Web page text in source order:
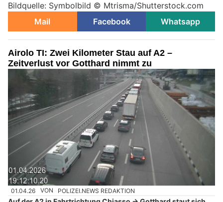
Bildquelle: Symbolbild © Mtrisma/Shutterstock.com
Mail
Facebook Whatsapp
Airolo TI: Zwei Kilometer Stau auf A2 –
Zeitverlust vor Gotthard nimmt zu
01.04.26 VON POLIZEI.NEWS REDAKTION